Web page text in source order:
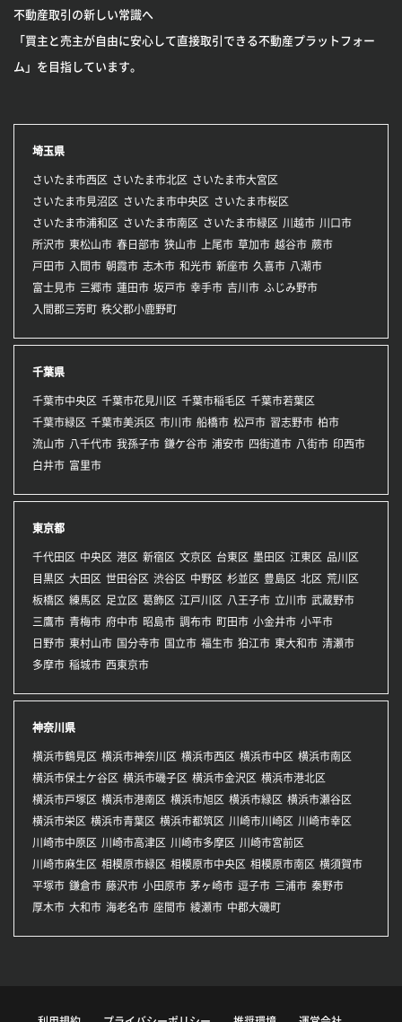
不動産取引の新しい常識へ
「買主と売主が自由に安心して直接取引できる不動産プラットフォー
ム」を目指しています。
埼玉県
さいたま市西区 さいたま市北区
さいたま市大宮区
さいたま市見沼区
さいたま市中央区
さいたま市桜区
さいたま市浦和区
さいたま市南区 さいたま市緑区 川越市 川口市
所沢市 東松山市 春日部市 狭山市 上尾市 草加市 越谷市 蕨市
戸田市 入間市 朝霞市 志木市 和光市 新座市 久喜市 八潮市
富士見市 三郷市 蓮田市 坂戸市 幸手市 吉川市 ふじみ野市
入間郡三芳町 秩父郡小鹿野町
千葉県
千葉市中央区 千葉市花見川区 千葉市稲毛区 千葉市若葉区
千葉市緑区 千葉市美浜区 市川市 船橋市 松戸市 習志野市 柏市
流山市 八千代市 我孫子市 鎌ケ谷市 浦安市 四街道市 八街市 印西市
白井市 富里市
東京都
千代田区 中央区 港区 新宿区 文京区 台東区 墨田区 江東区 品川区
目黒区 大田区 世田谷区 渋谷区 中野区 杉並区 豊島区 北区 荒川区
板橋区 練馬区 足立区 葛飾区 江戸川区 八王子市 立川市 武蔵野市
三鷹市 青梅市 府中市 昭島市 調布市 町田市 小金井市 小平市
日野市 東村山市 国分寺市 国立市 福生市 狛江市 東大和市 清瀬市
多摩市 稲城市 西東京市
神奈川県
横浜市鶴見区 横浜市神奈川区 横浜市西区 横浜市中区 横浜市南区
横浜市保土ケ谷区 横浜市磯子区 横浜市金沢区 横浜市港北区
横浜市戸塚区 横浜市港南区 横浜市旭区 横浜市緑区 横浜市瀬谷区
横浜市栄区 横浜市青葉区 横浜市都筑区 川崎市川崎区 川崎市幸区
川崎市中原区 川崎市高津区 川崎市多摩区 川崎市宮前区
川崎市麻生区 相模原市緑区 相模原市中央区 相模原市南区 横須賀市
平塚市 鎌倉市 藤沢市 小田原市 茅ヶ崎市 逗子市 三浦市 秦野市
厚木市 大和市 海老名市 座間市 綾瀬市 中郡大磯町